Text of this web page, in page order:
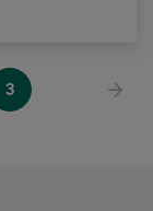
3